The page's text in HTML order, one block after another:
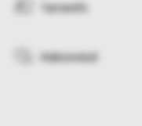
Tarneinfo
Makseviisid